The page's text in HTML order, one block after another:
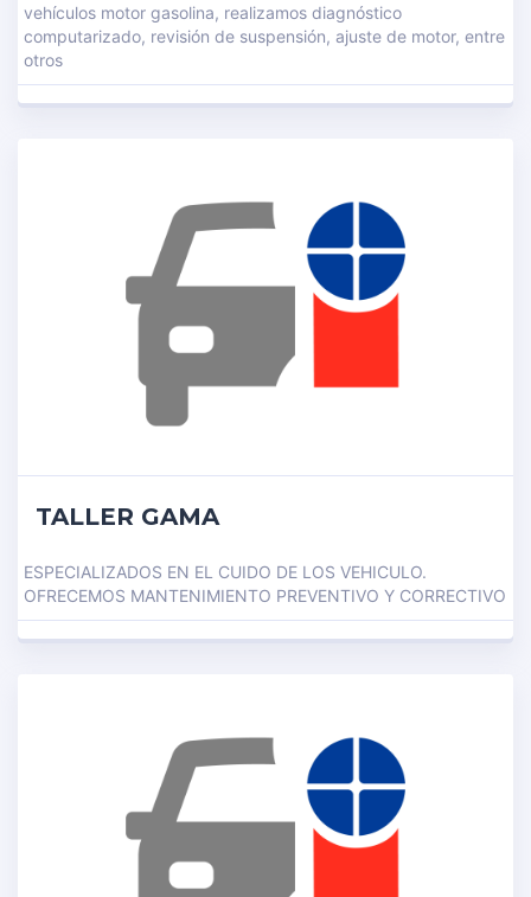
vehículos motor gasolina, realizamos diagnóstico
computarizado, revisión de suspensión, ajuste de motor, entre
otros
TALLER GAMA
ESPECIALIZADOS EN EL CUIDO DE LOS VEHICULO.
OFRECEMOS MANTENIMIENTO PREVENTIVO Y CORRECTIVO